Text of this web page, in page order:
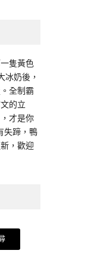
隻黃色
冰奶後，
全制霸
的立
才是你
失蹄，鴨
，歡迎